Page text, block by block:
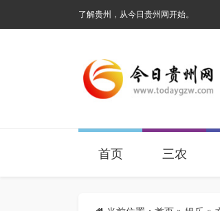
了解贵州，从今日贵州网开始。
首页 三农